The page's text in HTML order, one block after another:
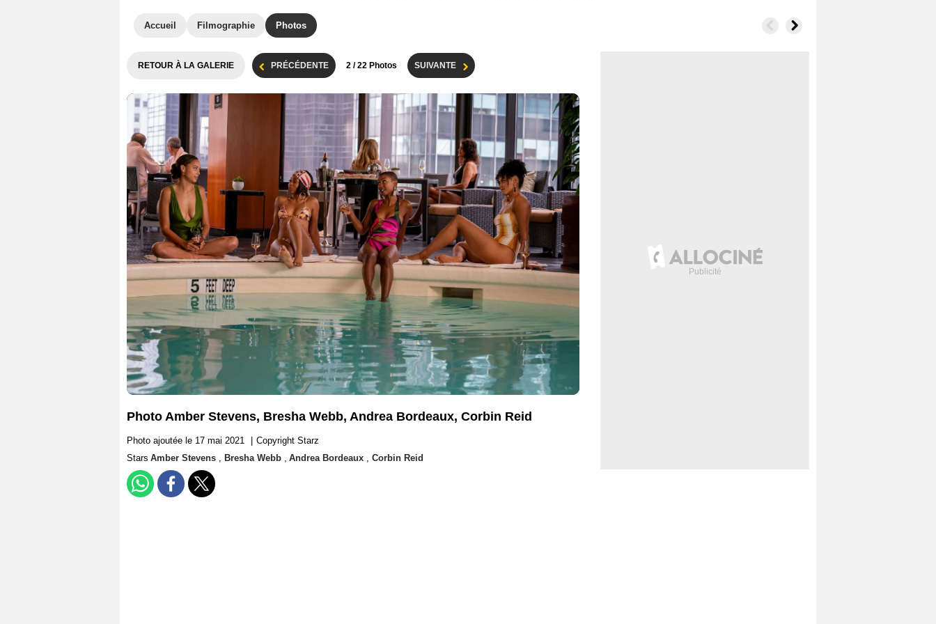
Accueil Filmographie Photos
RETOUR À LA GALERIE PRÉCÉDENTE 2 / 22 Photos SUIVANTE
Photo Amber Stevens, Bresha Webb, Andrea Bordeaux, Corbin Reid
Photo ajoutée le 17 mai 2021
Copyright Starz
Stars Amber Stevens , Bresha Webb , Andrea Bordeaux , Corbin Reid